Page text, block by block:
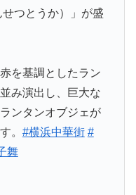
つとうか）」が盛
を基調としたラン
み演出し、巨大な
ンタンオブジェが
。 #横浜中華街 #
舞